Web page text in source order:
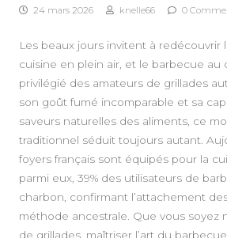
24 mars 2026 knelle66 0
Les beaux jours invitent à redécouvrir
cuisine en plein air, et le barbecue au
privilégié des amateurs de grillades
son goût fumé incomparable et sa
saveurs naturelles des aliments, ce
traditionnel séduit toujours autant.
foyers français sont équipés pour la
parmi eux, 39% des utilisateurs de
charbon, confirmant l’attachement
méthode ancestrale. Que vous soyez
de grillades, maîtriser l’art du